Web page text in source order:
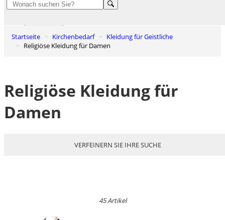
Startseite Kirchenbedarf
Kleidung für Geistliche
Religiöse Kleidung für Damen
Religiöse Kleidung für
Damen
VERFEINERN SIE IHRE SUCHE
45 Artikel